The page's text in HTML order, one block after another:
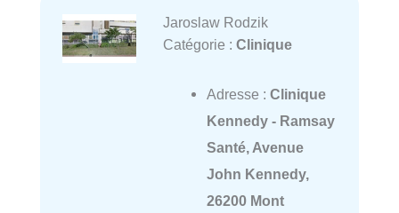
Jaroslaw Rodzik
Catégorie : Clinique
Adresse : Clinique
Kennedy - Ramsay
Santé, Avenue
John Kennedy,
26200 Mont